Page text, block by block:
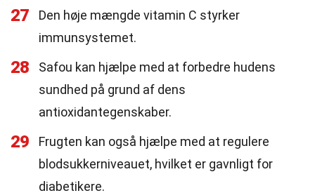
27
Den høje mængde vitamin C styrker
immunsystemet.
28
Safou kan hjælpe med at forbedre hudens
sundhed på grund af dens
antioxidantegenskaber.
29
Frugten kan også hjælpe med at regulere
blodsukkerniveauet, hvilket er gavnligt for
diabetikere.